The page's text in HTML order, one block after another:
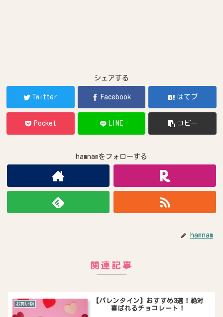
シェアする
Twitter Facebook はてブ
Pocket LINE コピー
hamnamをフォローする
hamnam
関連記事
お買い物
【バレンタイン】おすすめ3選！絶対
喜ばれるチョコレート！